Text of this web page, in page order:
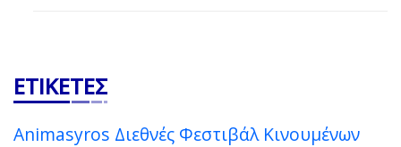
ΕΤΙΚΈΤΕΣ
Animasyros Διεθνές Φεστιβάλ Κινουμένων